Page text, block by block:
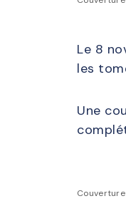
Le 8
les
Une